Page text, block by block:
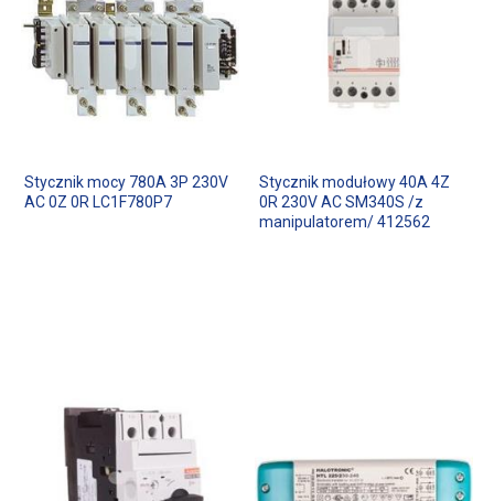
Stycznik mocy 780A 3P 230V
AC 0Z 0R LC1F780P7
Stycznik modułowy 40A 4Z
0R 230V AC SM340S /z
manipulatorem/ 412562